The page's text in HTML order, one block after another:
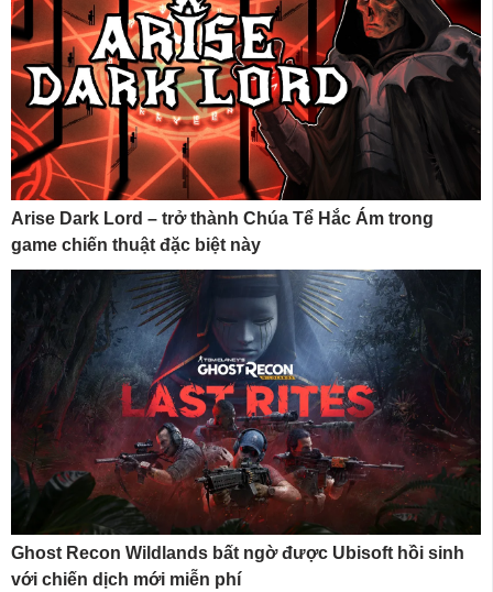
Arise Dark Lord – trở thành Chúa Tể Hắc Ám trong
game chiến thuật đặc biệt này
Ghost Recon Wildlands bất ngờ được Ubisoft hồi sinh
với chiến dịch mới miễn phí